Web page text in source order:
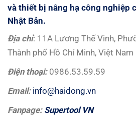
và thiết bị nâng hạ công nghiệp
Nhật Bản.
Địa chỉ: 11A Lương Thế Vinh,
Thành phố Hồ Chí Minh, Việt Nam
Điện thoại: 0986.53.59.59
Email: info@haidong.vn
Fanpage: Supertool VN